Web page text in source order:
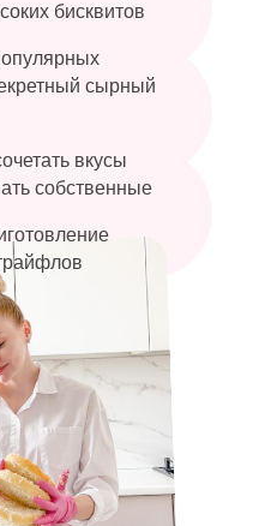
бисквитов
сырный
вкусы
собственные